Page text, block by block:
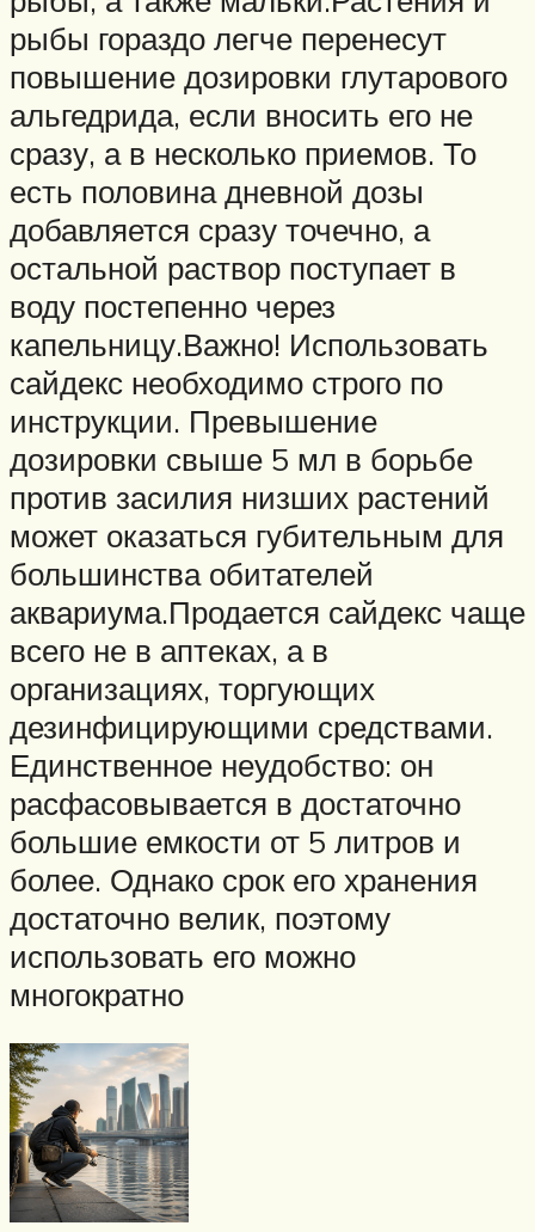
рыбы гораздо легче перенесут
повышение дозировки глутарового
альгедрида, если вносить его не
сразу, а в несколько приемов. То
есть половина дневной дозы
добавляется сразу точечно, а
остальной раствор поступает в
воду постепенно через
капельницу.Важно! Использовать
сайдекс необходимо строго по
инструкции. Превышение
дозировки свыше 5 мл в борьбе
против засилия низших растений
может оказаться губительным для
большинства обитателей
аквариума.Продается сайдекс чаще
всего не в аптеках, а в
организациях, торгующих
дезинфицирующими средствами.
Единственное неудобство: он
расфасовывается в достаточно
большие емкости от 5 литров и
более. Однако срок его хранения
достаточно велик, поэтому
использовать его можно
многократно